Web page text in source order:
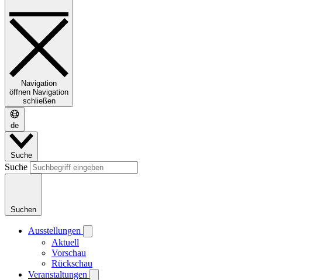
Navigation
öffnen Navigation
schließen
de
Suche
Suche
Suchen
Ausstellungen
Aktuell
Vorschau
Rückschau
Veranstaltungen